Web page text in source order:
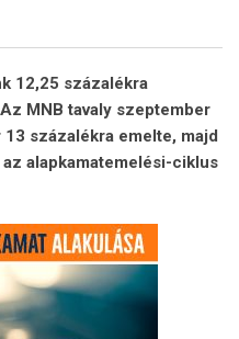
12,25 százalékra
MNB tavaly szeptember
százalékra emelte, majd
alapkamatemelési-ciklus